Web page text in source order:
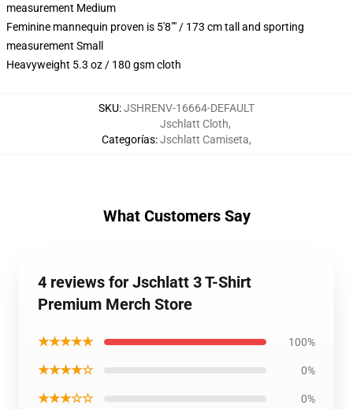
measurement Medium
Feminine mannequin proven is 5'8"" / 173 cm tall and sporting
measurement Small
Heavyweight 5.3 oz / 180 gsm cloth
SKU:JSHRENV-16664-DEFAULT
Categorías:
Jschlatt Cloth,
Jschlatt Camiseta,
What Customers Say
4 reviews for Jschlatt 3 T-Shirt
Premium Merch Store
★★★★★ 100%
★★★★☆ 0%
★★★☆☆ 0%